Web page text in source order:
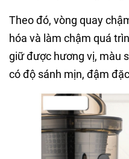
Theo đó, vòng quay
hóa và làm chậm quá
giữ được hương vị, màu
có độ sánh mịn, đậm